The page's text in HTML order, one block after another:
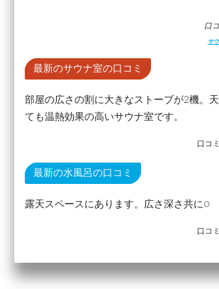
口
サ
最新のサウナ室の口コミ
部屋の広さの割に大きなストーブが2機。
ても温熱効果の高いサウナ室です。
口コ
最新の水風呂の口コミ
露天スペースにあります。広さ深さ共に○
口コ